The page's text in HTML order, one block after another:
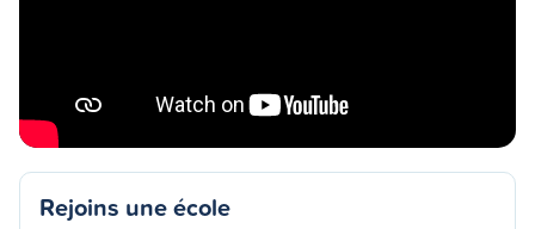
Rejoins une école